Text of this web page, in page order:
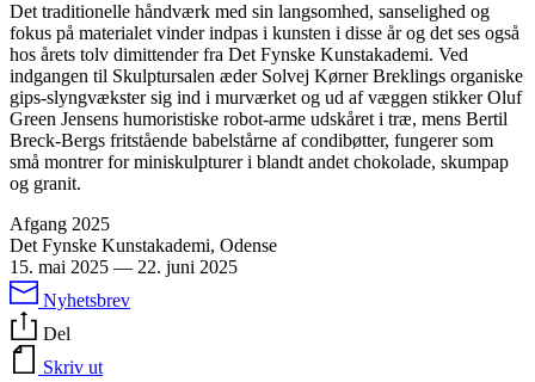
Det traditionelle håndværk med sin langsomhed, sanselighed og
fokus på materialet vinder indpas i kunsten i disse år og det ses også
hos årets tolv dimittender fra Det Fynske Kunstakademi. Ved
indgangen til Skulptursalen æder Solvej Kørner Breklings organiske
gips-slyngvækster sig ind i murværket og ud af væggen stikker Oluf
Green Jensens humoristiske robot-arme udskåret i træ, mens Bertil
Breck-Bergs fritstående babelstårne af condibøtter, fungerer som
små montrer for miniskulpturer i blandt andet chokolade, skumpap
og granit.
Afgang 2025
Det Fynske Kunstakademi, Odense
15. mai 2025 — 22. juni 2025
Nyhetsbrev
Del
Skriv ut